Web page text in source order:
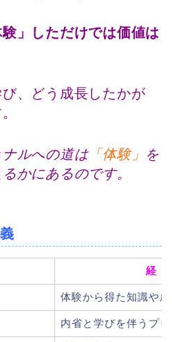
」しただけでは価値は
、どう成長したかが
ルへの道は「体験」 を
かにあるのです。
経
体験から得た知識や
内省と学びを伴うプ